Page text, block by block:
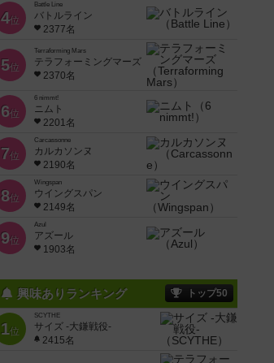
4位
Battle Line
バトルライン
2377名
5位
Terraforming Mars
テラフォーミングマーズ
2370名
6位
6 nimmt!
ニムト
2201名
7位
Carcassonne
カルカソンヌ
2190名
8位
Wingspan
ウイングスパン
2149名
9位
Azul
アズール
1903名
興味ありランキング トップ50
1位
SCYTHE
サイズ -大鎌戦役-
2415名